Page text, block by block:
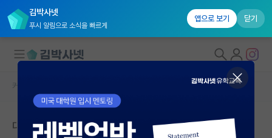
김박사넷
푸시 알림으로 소식을 빠르게
앱으로 보기 닫기
대학원생 모집
국내대학원 정보
커뮤니티 홈
대학원 합격 후 포기